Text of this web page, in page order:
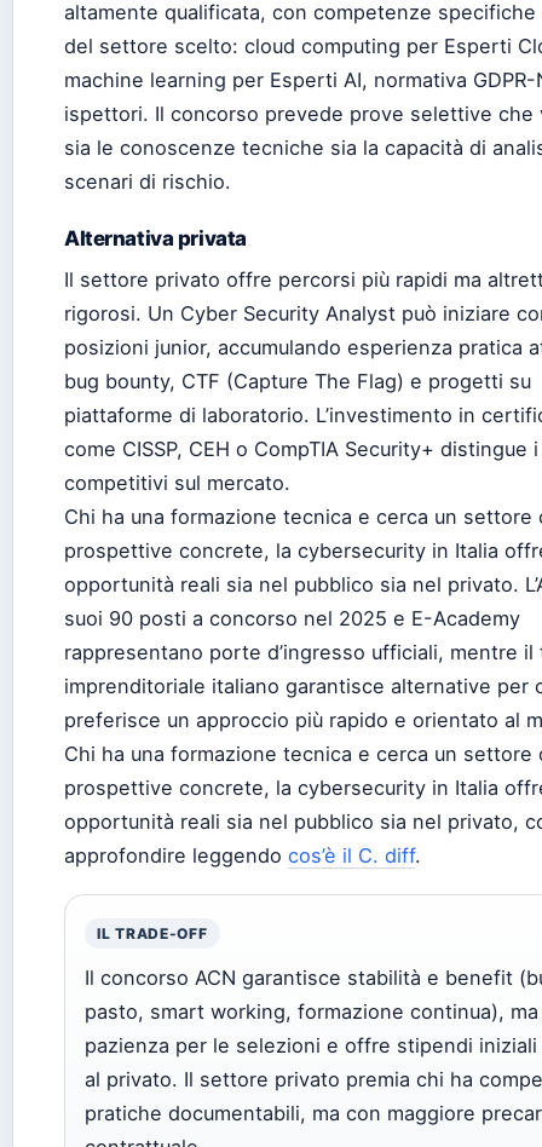
altamente qualificata, con competenze specifiche
del settore scelto: cloud computing per Esperti
machine learning per Esperti AI, normativa GDPR-
ispettori. Il concorso prevede prove selettive che
sia le conoscenze tecniche sia la capacità di
scenari di rischio.
Alternativa privata
Il settore privato offre percorsi più rapidi ma
rigorosi. Un Cyber Security Analyst può iniziare
posizioni junior, accumulando esperienza pratica
bug bounty, CTF (Capture The Flag) e progetti su
piattaforme di laboratorio. L’investimento in
come CISSP, CEH o CompTIA Security+ distingue
competitivi sul mercato.
Chi ha una formazione tecnica e cerca un settore
prospettive concrete, la cybersecurity in Italia
opportunità reali sia nel pubblico sia nel privato.
suoi 90 posti a concorso nel 2025 e E-Academy
rappresentano porte d’ingresso ufficiali, mentre il
imprenditoriale italiano garantisce alternative per
preferisce un approccio più rapido e orientato al
Chi ha una formazione tecnica e cerca un settore
prospettive concrete, la cybersecurity in Italia
opportunità reali sia nel pubblico sia nel privato,
approfondire leggendo cos’è il C. diff.
IL TRADE-OFF
Il concorso ACN garantisce stabilità e benefit
pasto, smart working, formazione continua),
pazienza per le selezioni e offre stipendi
al privato. Il settore privato premia chi ha
pratiche documentabili, ma con maggiore